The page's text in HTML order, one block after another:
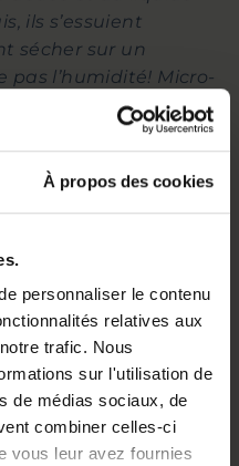
À propos des cookies
personnaliser le contenu
relatives aux
trafic. Nous
sur l'utilisation de
de médias sociaux, de
combiner celles-ci
vous leur avez fournies
ils s’essuient
sécher sur un
pas l’humidité! Micro-
à éviter.
Afin de
nourrissez les
celle de pépin
fois par an pour un
60 g
– Espagne
de buis